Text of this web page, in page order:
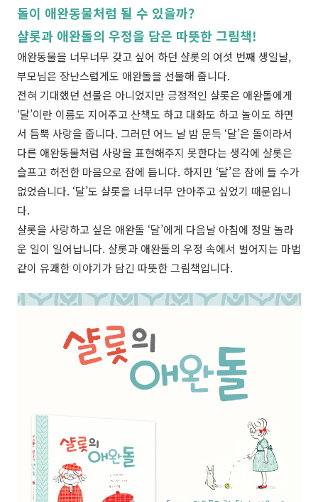
돌이 애완동물처럼 될 수 있을까?
샬롯과 애완돌의 우정을 담은 따뜻한 그림책!
애완동물을 너무너무 갖고 싶어 하던 샬롯의 여섯 번째 생일날,
부모님은 장난스럽게도 애완돌을 선물해 줍니다.
전혀 기대했던 선물은 아니었지만 긍정적인 샬롯은 애완돌에게
‘달’이란 이름도 지어주고 산책도 하고 대화도 하고 놀이도 하면
서 듬뿍 사랑을 줍니다. 그러던 어느 날 밤 문득 ‘달’은 돌이라서
다른 애완동물처럼 사랑을 표현해주지 못한다는 생각에 샬롯은
슬프고 허전한 마음으로 잠에 듭니다. 하지만 ‘달’은 잠에 들 수가
없었습니다. ‘달’도 샬롯을 너무너무 안아주고 싶었기 때문입니
다.
샬롯을 사랑하고 싶은 애완돌 ‘달’에게 다음날 아침에 정말 놀라
운 일이 일어납니다. 샬롯과 애완돌의 우정 속에서 벌어지는 마법
같이 유쾌한 이야기가 담긴 따뜻한 그림책입니다.